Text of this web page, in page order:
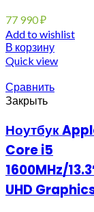
77 990₽
Add to wishlist
В корзину
Quick view
Сравнить
Закрыть
Ноутбук
Core i5
1600MHz/
UHD